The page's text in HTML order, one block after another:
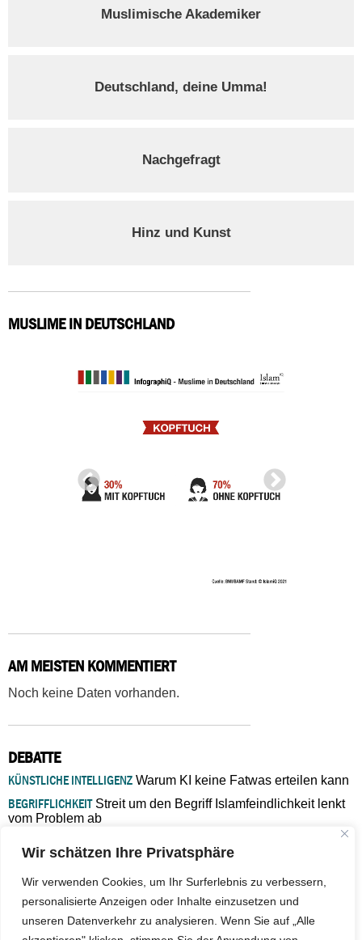
Wir schätzen Ihre Privatsphäre
Wir verwenden Cookies, um Ihr Surferlebnis zu verbessern,
personalisierte Anzeigen oder Inhalte einzusetzen und
unseren Datenverkehr zu analysieren. Wenn Sie auf „Alle
Muslimische Akademiker
Deutschland, deine Umma!
Nachgefragt
Hinz und Kunst
MUSLIME IN DEUTSCHLAND
AM MEISTEN KOMMENTIERT
Noch keine Daten vorhanden.
DEBATTE
KÜNSTLICHE INTELLIGENZ Warum KI keine Fatwas erteilen kann
BEGRIFFLICHKEITStreit um den Begriff Islamfeindlichkeit lenkt
vom Problem ab
Verantwortung bleibt“
ISLAMISCHE FAKULTÄT IN MÜNSTEREine kritische Schwelle für
die deutsche Religionspolitik
GASTBEITRAGWarum die muslimische Welt eine neue